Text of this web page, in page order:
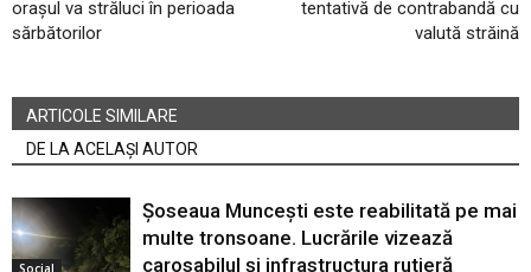
orașul va străluci în perioada
sărbătorilor
tentativă de contrabandă cu
valută străină
ARTICOLE SIMILARE
DE LA ACELAȘI AUTOR
Social
Șoseaua Muncești este reabilitată pe mai
multe tronsoane. Lucrările vizează
carosabilul și infrastructura rutieră